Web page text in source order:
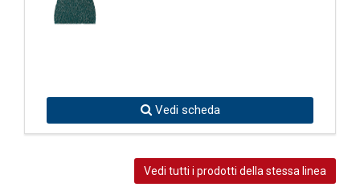
Vedi scheda
Vedi tutti i prodotti della stessa linea